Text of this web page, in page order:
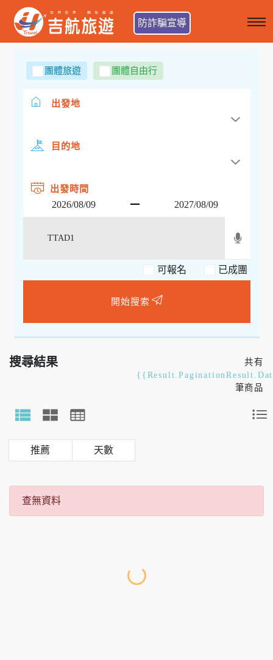
防詐騙宣導
團體旅遊 團體自由行
出發地
目的地
出發時間
可報名
開始搜索
搜尋結果
共有
筆商品
天數
查無資料